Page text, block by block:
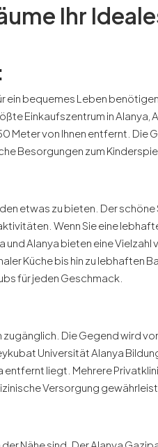
Ihr
ein bequemes Leben
Einkaufszentrum in Alanya,
Meter von Ihnen entfernt. Die
Besorgungen zum
etwas zu bieten. Der schöne
Wenn Sie eine
Alanya bieten eine Vielzahl
Küche bis hin zu lebhaften
für jeden Geschmack.
Die Gegend wird
Universität Alanya
liegt. Mehrere
Versorgung
Nähe sind. Der Alanya